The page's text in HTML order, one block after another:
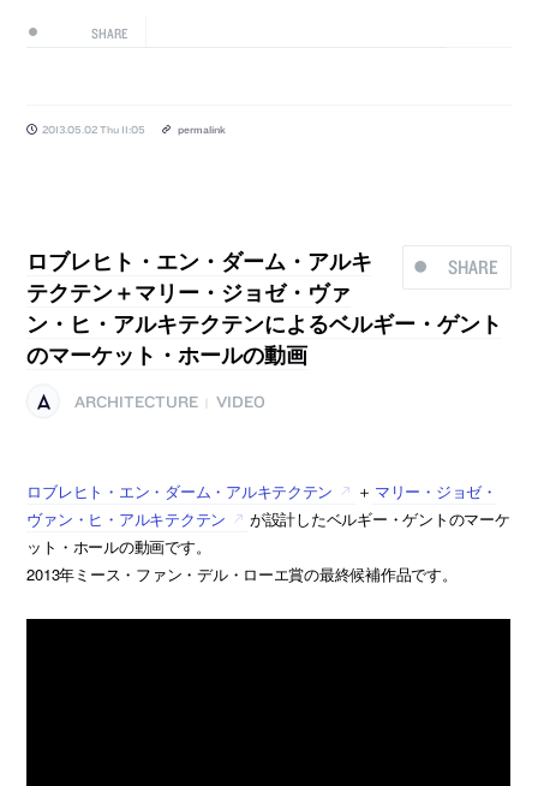
SHARE
2013.05.02 Thu 11:05 permalink
SHARE
ロブレヒト・エン・ダーム・アルキ
テクテン＋マリー・ジョゼ・ヴァ
ン・ヒ・アルキテクテンによるベルギー・ゲント
のマーケット・ホールの動画
ARCHITECTURE VIDEO
ロブレヒト・エン・ダーム・アルキテクテン ＋ マリー・ジョゼ・
ヴァン・ヒ・アルキテクテン
が設計したベルギー・ゲントのマーケ
ット・ホールの動画です。
2013年ミース・ファン・デル・ローエ賞の最終候補作品です。